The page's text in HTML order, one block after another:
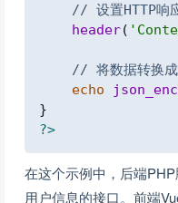
// 设置HTTP响
header(
// 将数据转换成
echo
}
?>
在这个示例中，后端
用户信息的接口。前端